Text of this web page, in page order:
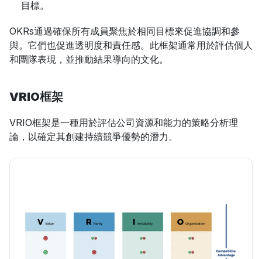
目標。
OKRs通過確保所有成員聚焦於相同目標來促進協調和參
與。它們也促進透明度和責任感。此框架通常用於評估個人
和團隊表現，並推動結果導向的文化。
VRIO框架
VRIO框架是一種用於評估公司資源和能力的策略分析理
論，以確定其創建持續競爭優勢的潛力。